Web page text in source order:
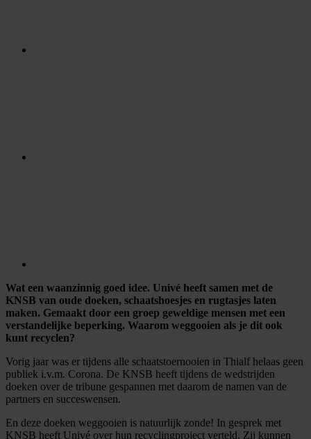
Wat een waanzinnig goed idee. Univé heeft samen met de
KNSB van oude doeken, schaatshoesjes en rugtasjes laten
maken. Gemaakt door een groep geweldige mensen met een
verstandelijke beperking. Waarom weggooien als je dit ook
kunt recyclen?
Vorig jaar was er tijdens alle schaatstoernooien in Thialf helaas geen
publiek i.v.m. Corona. De KNSB heeft tijdens de wedstrijden
doeken over de tribune gespannen met daarom de namen van de
partners en succeswensen.
En deze doeken weggooien is natuurlijk zonde! In gesprek met
KNSB heeft Univé over hun recyclingproject verteld. Zij kunnen